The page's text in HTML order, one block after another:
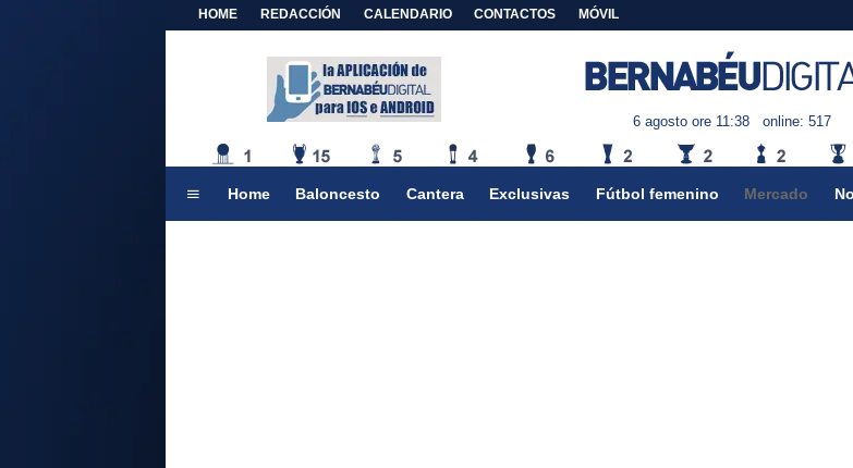
HOME REDACCIÓN CALENDARIO CONTACTOS MÓVIL
6 agosto ore 11:38 online: 517
Home Baloncesto Cantera Exclusivas Fútbol femenino Mercado